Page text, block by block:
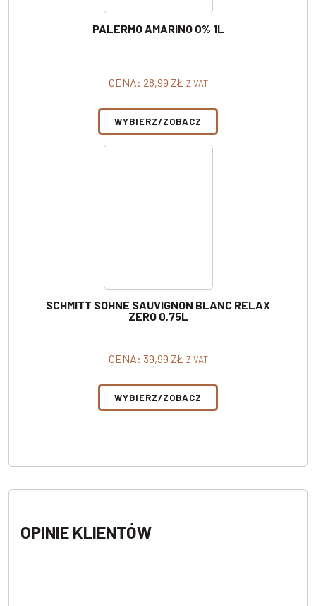
PALERMO AMARINO 0% 1L
CENA: 28,99 ZŁ Z VAT
WYBIERZ/ZOBACZ
SCHMITT SOHNE SAUVIGNON BLANC RELAX
ZERO 0,75L
CENA: 39,99 ZŁ Z VAT
WYBIERZ/ZOBACZ
OPINIE KLIENTÓW